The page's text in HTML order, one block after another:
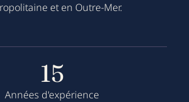
et en Outre-Mer.
15
Années d'expérience